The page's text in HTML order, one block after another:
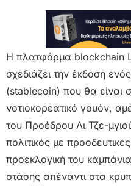
Η πλατφόρμα blockchain
σχεδιάζει την έκδοση
(stablecoin) που θα είναι
νοτιοκορεατικό γουόν,
του Προέδρου Λι Τζε-
πολιτικός με
προεκλογική του
στάσης απέναντι στα